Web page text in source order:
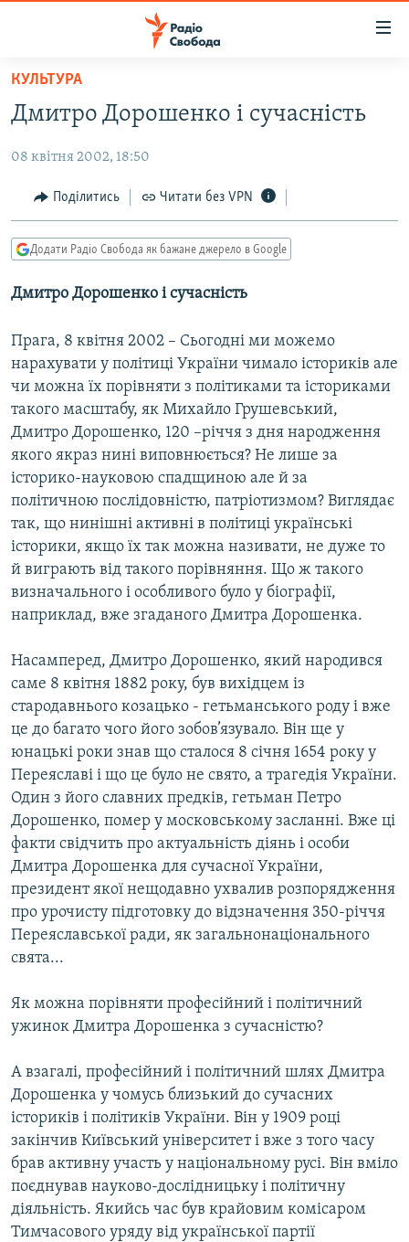
Перейти
основного
Перейти
Перейти
пошуку
ВСЕ ЗА ДОБУ
СТАТТІ
ПОЛІТИКА
СУСПІЛЬСТВО
КУЛЬТУРА
УКРАЇНА
СВІТ
ВІЙНА
ДОНБАС.РЕАЛІЇ
КРИМ.РЕАЛІЇ
СХЕМИ
КИТАЙ.ВИКЛИКИ
МУЛЬТИМЕДІА
ФОТО
СПЕЦПРОЄКТИ
ПОДКАСТИ
КРИМ РЕАЛІЇ
РУС
КТАТ
ДОЛУЧАЙСЯ!
Усі сайти RFE/RL
КУЛЬТУРА
Дмитро Дорошенко і сучасність
08 квітня 2002, 18:50
Поділитись Читати без VPN
Додати Радіо Свобода як бажане джерело в Google
Дмитро Дорошенко і сучасність
Прага, 8 квітня 2002 – Сьогодні ми можемо
нарахувати у політиці України чимало істориків але
чи можна їх порівняти з політиками та істориками
такого масштабу, як Михайло Грушевський,
Дмитро Дорошенко, 120 –річчя з дня народження
якого якраз нині виповнюється? Не лише за
історико-науковою спадщиною але й за
політичною послідовністю, патріотизмом? Виглядає
так, що нинішні активні в політиці українські
історики, якщо їх так можна називати, не дуже то
й виграють від такого порівняння. Що ж такого
визначального і особливого було у біографії,
наприклад, вже згаданого Дмитра Дорошенка.
Насамперед, Дмитро Дорошенко, який народився
саме 8 квітня 1882 року, був вихідцем із
стародавнього козацько - гетьманського роду і вже
це до багато чого його зобов’язувало. Він ще у
юнацькі роки знав що сталося 8 січня 1654 року у
Переяславі і що це було не свято, а трагедія України.
Один з його славних предків, гетьман Петро
Дорошенко, помер у московському засланні. Вже ці
факти свідчить про актуальність діянь і особи
Дмитра Дорошенка для сучасної України,
президент якої нещодавно ухвалив розпорядження
про урочисту підготовку до відзначення 350-річчя
Переяславської ради, як загальнонаціонального
свята...
Як можна порівняти професійний і політичний
ужинок Дмитра Дорошенка з сучасністю?
А взагалі, професійний і політичний шлях Дмитра
Дорошенка у чомусь близький до сучасних
істориків і політиків України. Він у 1909 році
закінчив Київський університет і вже з того часу
брав активну участь у національному русі. Він вміло
поєднував науково-дослідницьку і політичну
діяльність. Якийсь час був крайовим комісаром
Тимчасового уряду від української партії